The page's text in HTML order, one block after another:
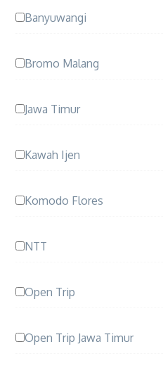
Banyuwangi
Bromo Malang
Jawa Timur
Kawah Ijen
Komodo Flores
NTT
Open Trip
Open Trip Jawa Timur